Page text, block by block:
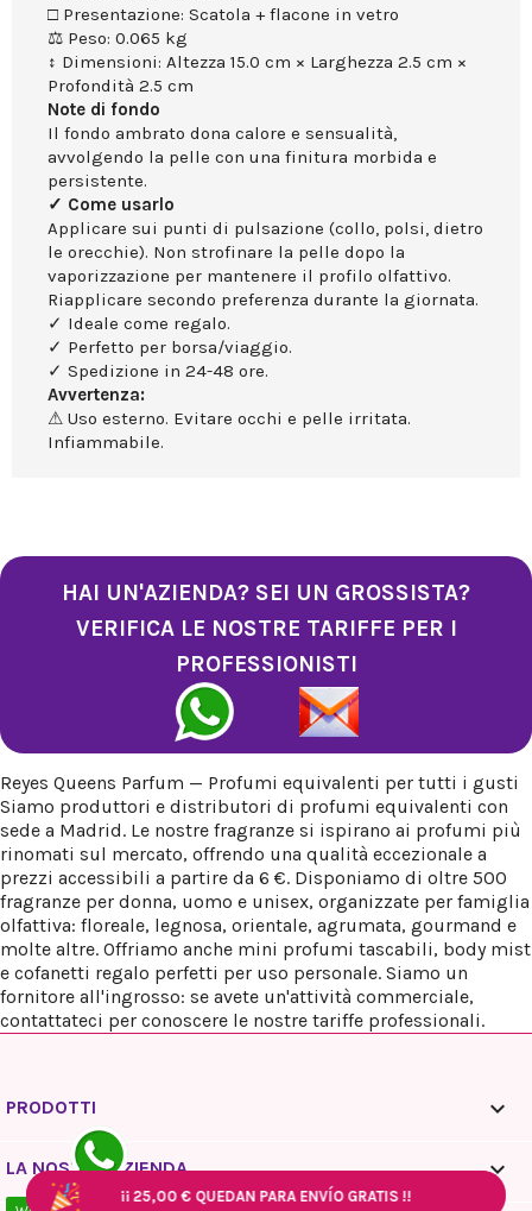
¡¡25,00 € QUEDAN PARA ENVÍO GRATIS !!
¡¡25,00 € QUEDAN PARA ENVÍO GRATIS !!
¡¡25,00 € QUEDAN PARA ENVÍO GRATIS !!
□ Presentazione: Scatola + flacone in vetro
⚖ Peso: 0.065 kg
↕ Dimensioni: Altezza 15.0 cm × Larghezza 2.5 cm ×
Profondità 2.5 cm
Note di fondo
Il fondo ambrato dona calore e sensualità,
avvolgendo la pelle con una finitura morbida e
persistente.
✓ Come usarlo
Applicare sui punti di pulsazione (collo, polsi, dietro
le orecchie). Non strofinare la pelle dopo la
vaporizzazione per mantenere il profilo olfattivo.
Riapplicare secondo preferenza durante la giornata.
✓ Ideale come regalo.
✓ Perfetto per borsa/viaggio.
✓ Spedizione in 24-48 ore.
Avvertenza:
⚠ Uso esterno. Evitare occhi e pelle irritata.
Infiammabile.
HAI UN'AZIENDA? SEI UN GROSSISTA?
VERIFICA LE NOSTRE TARIFFE PER I
PROFESSIONISTI
Reyes Queens Parfum — Profumi equivalenti per tutti i gusti
Siamo produttori e distributori di profumi equivalenti con
sede a Madrid. Le nostre fragranze si ispirano ai profumi più
rinomati sul mercato, offrendo una qualità eccezionale a
prezzi accessibili a partire da 6 €. Disponiamo di oltre 500
fragranze per donna, uomo e unisex, organizzate per famiglia
olfattiva: floreale, legnosa, orientale, agrumata, gourmand e
molte altre. Offriamo anche mini profumi tascabili, body mist
e cofanetti regalo perfetti per uso personale. Siamo un
fornitore all'ingrosso: se avete un'attività commerciale,
contattateci per conoscere le nostre tariffe professionali.
PRODOTTI 
LA NOSTRA AZIENDA 
¡¡25,00 € QUEDAN PARA ENVÍO GRATIS !!
¡¡25,00 € QUEDAN PARA ENVÍO GRATIS !!